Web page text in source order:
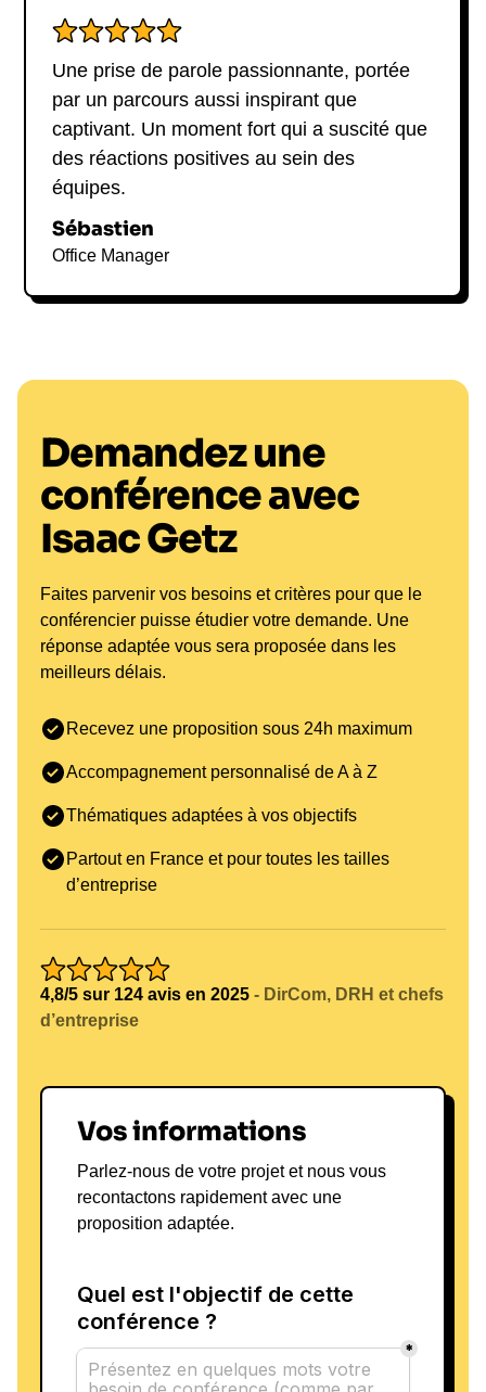
Attractivité de l'employeur, millennials,
gestion de free-lance
Performance, résilience, anti-fragilité,
excellence
Créativité, innovation, initiative
Satisfaction du client, croissance
Raison dêtre, optimisme, réinvention du
capitalisme
Une prise de parole passionnante, portée
par un parcours aussi inspirant que
captivant. Un moment fort qui a suscité que
des réactions positives au sein des
équipes.
Sébastien
Office Manager
Demandez une
conférence avec
Isaac Getz
Faites parvenir vos besoins et critères pour que le
conférencier puisse étudier votre demande. Une
réponse adaptée vous sera proposée dans les
meilleurs délais.
Recevez une proposition sous 24h maximum
Accompagnement personnalisé de A à Z
Thématiques adaptées à vos objectifs
Partout en France et pour toutes les tailles
d’entreprise
4,8/5 sur 124 avis en 2025 - DirCom, DRH et chefs
d’entreprise
Vos informations
Parlez-nous de votre projet et nous vous
recontactons rapidement avec une
proposition adaptée.